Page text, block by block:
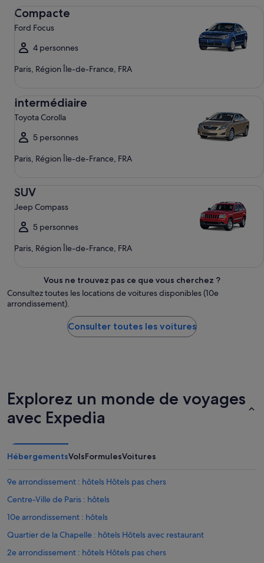
Compacte
Ford Focus
4 personnes
Paris, Région Île-de-France, FRA
Intermédiaire
Toyota Corolla
5 personnes
Paris, Région Île-de-France, FRA
SUV
Jeep Compass
5 personnes
Paris, Région Île-de-France, FRA
Vous ne trouvez pas ce que vous cherchez ?
Consultez toutes les locations de voitures disponibles (10e
arrondissement).
Consulter toutes les voitures
Explorez un monde de voyages
avec Expedia
HébergementsVolsFormulesVoitures
9e arrondissement : hôtels Hôtels pas chers
Centre-Ville de Paris : hôtels
10e arrondissement : hôtels
Quartier de la Chapelle : hôtels Hôtels avec restaurant
2e arrondissement : hôtels Hôtels pas chers